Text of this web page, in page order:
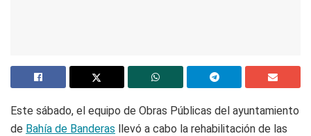
Este sábado, el equipo de Obras Públicas del ayuntamiento
de Bahía de Banderas llevó a cabo la rehabilitación de las